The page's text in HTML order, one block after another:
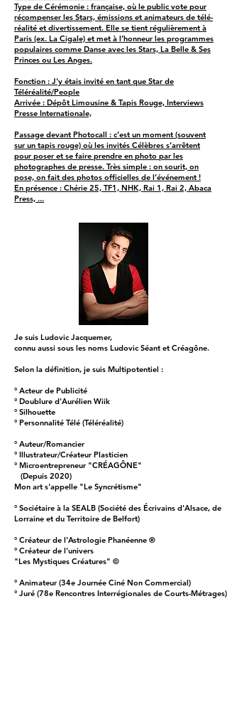
Type de Cérémonie : française, où le public vote pour
récompenser les Stars, émissions et animateurs de télé-
réalité et divertissement. Elle se tient régulièrement à
Paris (ex. La Cigale) et met à l’honneur les programmes
populaires comme Danse avec les Stars, La Belle & Ses
Princes ou Les Anges.
Fonction : J'y étais invité en tant que Star de
Téléréalité/People
Arrivée : Dépôt Limousine & Tapis Rouge, Interviews
Presse Internationale,
Passage devant Photocall : c’est un moment (souvent
sur un tapis rouge) où les invités Célèbres s’arrêtent
pour poser et se faire prendre en photo par les
photographes de presse. Très simple : on sourit, on
pose, on fait des photos officielles de l’événement !
En présence : Chérie 25, TF1, NHK, Rai 1, Rai 2, Abaca
Press, ...
Je suis Ludovic Jacquemer,
connu aussi sous les noms Ludovic Séant et Créagône.
Selon la définition, je suis Multipotentiel :
° Acteur de Publicité
° Doublure d'Aurélien Wiik
° Silhouette
° Personnalité Télé (Téléréalité)
° Auteur/Romancier
° Illustrateur/Créateur Plasticien
° Microentrepreneur "CRÉAGÔNE"
(Depuis 2020)
Mon art s'appelle "Le Syncrétisme"
° Sociétaire à la SEALB (Société des Écrivains d'Alsace, de
Lorraine et du Territoire de Belfort)
° Créateur de l'Astrologie Phanéenne ®
° Créateur de l'univers
"Les Mystiques Créatures" ©
° Animateur (34e Journée Ciné Non Commercial)
° Juré (78e Rencontres Interrégionales de Courts-Métrages)